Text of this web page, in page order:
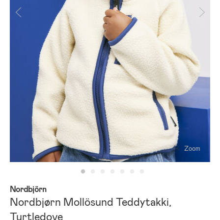
Zoom
Nordbjörn
Nordbjørn Mollösund Teddytakki,
Turtledove